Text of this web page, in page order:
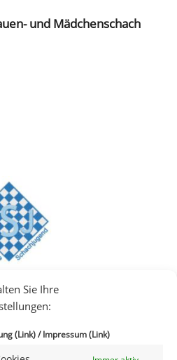
Sie Ihre
(Link)/Impressum (Link)
und Mädchenschach